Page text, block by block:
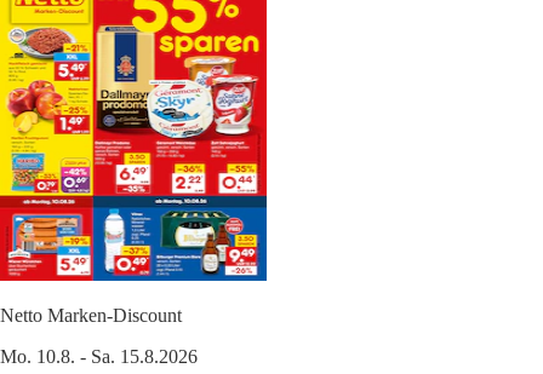
Netto Marken-Discount
Mo. 10.8. - Sa. 15.8.2026